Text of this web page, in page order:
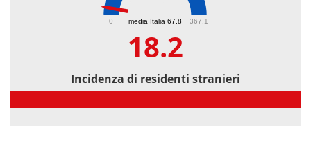
media Italia 67.8
0 367.1
18.2
Incidenza di residenti stranieri